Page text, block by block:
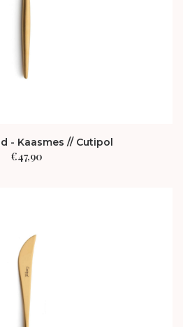
- Kaasmes // Cutipol
€47,90